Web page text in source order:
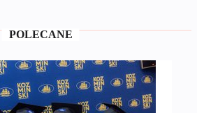
POLECANE